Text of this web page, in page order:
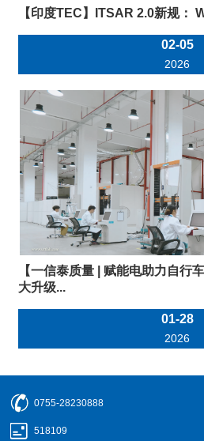
【印度TEC】ITSAR 2.0新规：
02-05
2026
【一信泰质量 | 赋能电助力自行
大升级...
01-28
2026
0755-28230888
518109